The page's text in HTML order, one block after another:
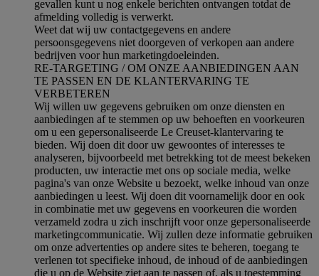
gevallen kunt u nog enkele berichten ontvangen totdat de
afmelding volledig is verwerkt.
Weet dat wij uw contactgegevens en andere
persoonsgegevens niet doorgeven of verkopen aan andere
bedrijven voor hun marketingdoeleinden.
RE-TARGETING / OM ONZE AANBIEDINGEN AAN
TE PASSEN EN DE KLANTERVARING TE
VERBETEREN
Wij willen uw gegevens gebruiken om onze diensten en
aanbiedingen af te stemmen op uw behoeften en voorkeuren
om u een gepersonaliseerde Le Creuset-klantervaring te
bieden. Wij doen dit door uw gewoontes of interesses te
analyseren, bijvoorbeeld met betrekking tot de meest bekeken
producten, uw interactie met ons op sociale media, welke
pagina's van onze Website u bezoekt, welke inhoud van onze
aanbiedingen u leest. Wij doen dit voornamelijk door en ook
in combinatie met uw gegevens en voorkeuren die worden
verzameld zodra u zich inschrijft voor onze gepersonaliseerde
marketingcommunicatie. Wij zullen deze informatie gebruiken
om onze advertenties op andere sites te beheren, toegang te
verlenen tot specifieke inhoud, de inhoud of de aanbiedingen
die u op de Website ziet aan te passen of, als u toestemming